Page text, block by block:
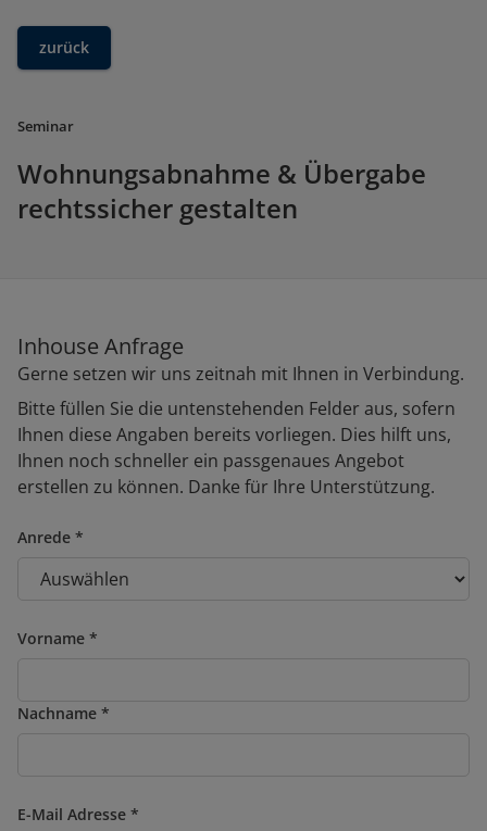
zurück
Seminar
Wohnungsabnahme & Übergabe
rechtssicher gestalten
Inhouse Anfrage
Gerne setzen wir uns zeitnah mit Ihnen in Verbindung.
Bitte füllen Sie die untenstehenden Felder aus, sofern
Ihnen diese Angaben bereits vorliegen. Dies hilft uns,
Ihnen noch schneller ein passgenaues Angebot
erstellen zu können. Danke für Ihre Unterstützung.
Anrede
Vorname
Nachname
E-Mail Adresse